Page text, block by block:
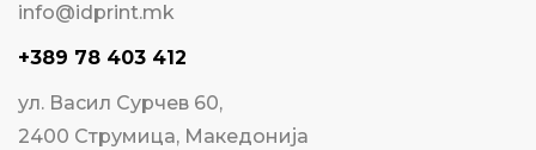
info@idprint.mk
+389 78 403 412
ул. Васил Сурчев 60,
2400 Струмица, Македонија